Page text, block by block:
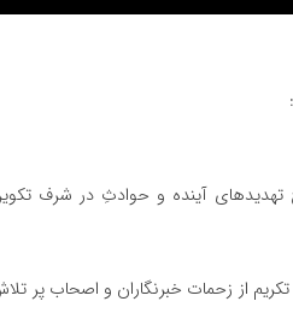
تهدیدهای آینده و حوادثِ در شرف
تکریم از زحمات خبرنگاران و اصحاب پر